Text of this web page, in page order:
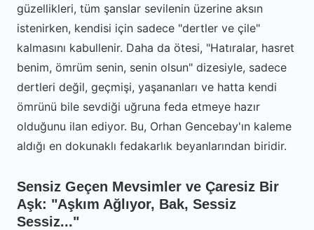
güzellikleri, tüm şanslar sevilenin üzerine aksın
istenirken, kendisi için sadece "dertler ve çile"
kalmasını kabullenir. Daha da ötesi, "Hatıralar, hasret
benim, ömrüm senin, senin olsun" dizesiyle, sadece
dertleri değil, geçmişi, yaşananları ve hatta kendi
ömrünü bile sevdiği uğruna feda etmeye hazır
olduğunu ilan ediyor. Bu, Orhan Gencebay'ın kaleme
aldığı en dokunaklı fedakarlık beyanlarından biridir.
Sensiz Geçen Mevsimler ve Çaresiz Bir
Aşk: "Aşkım Ağlıyor, Bak, Sessiz
Sessiz..."